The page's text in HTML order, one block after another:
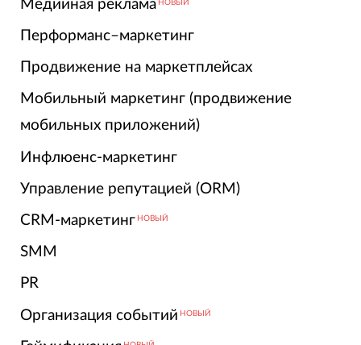
Медийная реклама НОВЫЙ
Перформанс–маркетинг
Продвижение на маркетплейсах
Мобильный маркетинг (продвижение
мобильных приложений)
Инфлюенс-маркетинг
Управление репутацией (ORM)
CRM-маркетинг НОВЫЙ
SMM
PR
Организация событий НОВЫЙ